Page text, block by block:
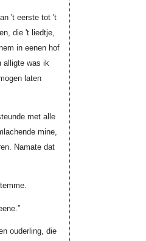
't eerste tot 't
die 't liedtje,
in eenen hof
alligte was ik
laten
met alle
mine,
Namate dat
ouderling, die